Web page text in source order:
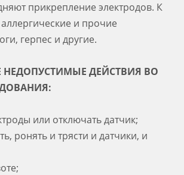
прикрепление электродов. К
и прочие
герпес и другие.
ДЕЙСТВИЯ ВО
или отключать датчик;
ронять и трясти и датчики, и